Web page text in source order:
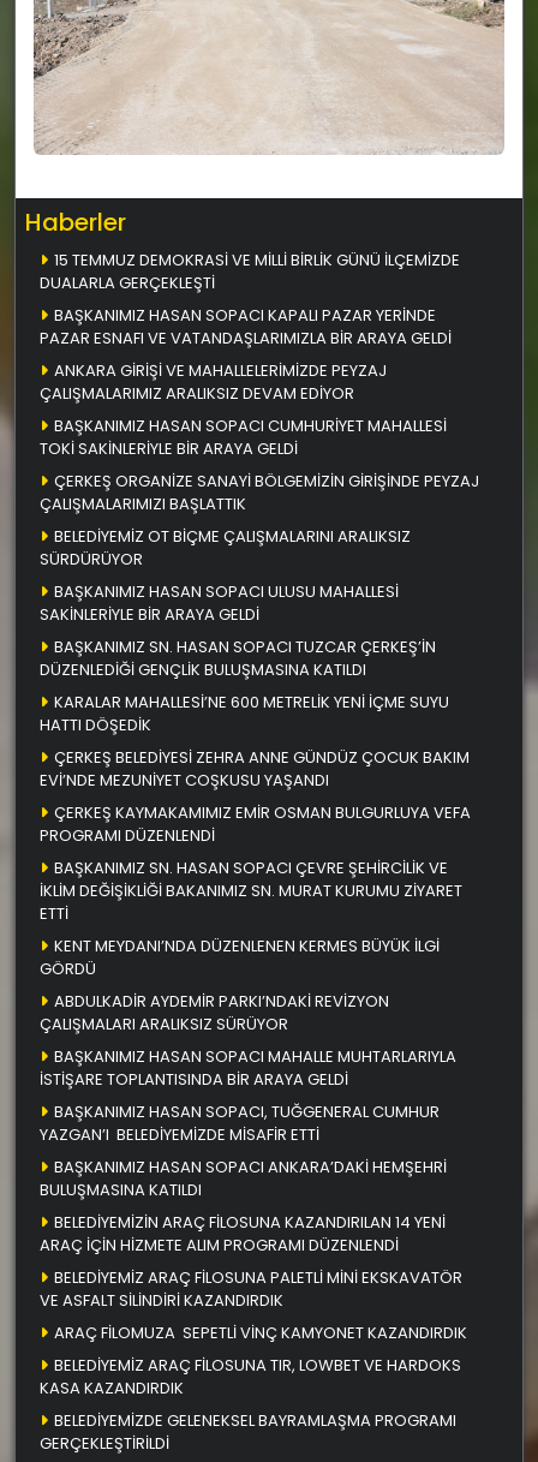
Haberler
15 TEMMUZ DEMOKRASİ VE MİLLİ BİRLİK GÜNÜ İLÇEMİZDE
DUALARLA GERÇEKLEŞTİ
BAŞKANIMIZ HASAN SOPACI KAPALI PAZAR YERİNDE
PAZAR ESNAFI VE VATANDAŞLARIMIZLA BİR ARAYA GELDİ
ANKARA GİRİŞİ VE MAHALLELERİMİZDE PEYZAJ
ÇALIŞMALARIMIZ ARALIKSIZ DEVAM EDİYOR
BAŞKANIMIZ HASAN SOPACI CUMHURİYET MAHALLESİ
TOKİ SAKİNLERİYLE BİR ARAYA GELDİ
ÇERKEŞ ORGANİZE SANAYİ BÖLGEMİZİN GİRİŞİNDE PEYZAJ
ÇALIŞMALARIMIZI BAŞLATTIK
BELEDİYEMİZ OT BİÇME ÇALIŞMALARINI ARALIKSIZ
SÜRDÜRÜYOR
BAŞKANIMIZ HASAN SOPACI ULUSU MAHALLESİ
SAKİNLERİYLE BİR ARAYA GELDİ
BAŞKANIMIZ SN. HASAN SOPACI TUZCAR ÇERKEŞ’İN
DÜZENLEDİĞİ GENÇLİK BULUŞMASINA KATILDI
KARALAR MAHALLESİ’NE 600 METRELİK YENİ İÇME SUYU
HATTI DÖŞEDİK
ÇERKEŞ BELEDİYESİ ZEHRA ANNE GÜNDÜZ ÇOCUK BAKIM
EVİ’NDE MEZUNİYET COŞKUSU YAŞANDI
ÇERKEŞ KAYMAKAMIMIZ EMİR OSMAN BULGURLUYA VEFA
PROGRAMI DÜZENLENDİ
BAŞKANIMIZ SN. HASAN SOPACI ÇEVRE ŞEHİRCİLİK VE
İKLİM DEĞİŞİKLİĞİ BAKANIMIZ SN. MURAT KURUMU ZİYARET
ETTİ
KENT MEYDANI’NDA DÜZENLENEN KERMES BÜYÜK İLGİ
GÖRDÜ
ABDULKADİR AYDEMİR PARKI’NDAKİ REVİZYON
ÇALIŞMALARI ARALIKSIZ SÜRÜYOR
BAŞKANIMIZ HASAN SOPACI MAHALLE MUHTARLARIYLA
İSTİŞARE TOPLANTISINDA BİR ARAYA GELDİ
BAŞKANIMIZ HASAN SOPACI, TUĞGENERAL CUMHUR
YAZGAN’I BELEDİYEMİZDE MİSAFİR ETTİ
BAŞKANIMIZ HASAN SOPACI ANKARA’DAKİ HEMŞEHRİ
BULUŞMASINA KATILDI
BELEDİYEMİZİN ARAÇ FİLOSUNA KAZANDIRILAN 14 YENİ
ARAÇ İÇİN HİZMETE ALIM PROGRAMI DÜZENLENDİ
BELEDİYEMİZ ARAÇ FİLOSUNA PALETLİ MİNİ EKSKAVATÖR
VE ASFALT SİLİNDİRİ KAZANDIRDIK
ARAÇ FİLOMUZA SEPETLİ VİNÇ KAMYONET KAZANDIRDIK
BELEDİYEMİZ ARAÇ FİLOSUNA TIR, LOWBET VE HARDOKS
KASA KAZANDIRDIK
BELEDİYEMİZDE GELENEKSEL BAYRAMLAŞMA PROGRAMI
GERÇEKLEŞTİRİLDİ